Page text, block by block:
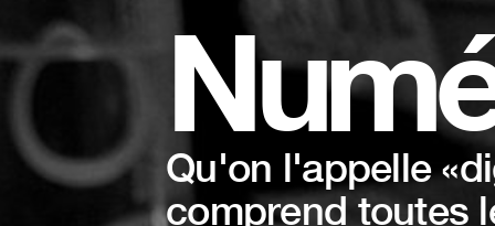
Qu'on l'appelle
comprend toutes